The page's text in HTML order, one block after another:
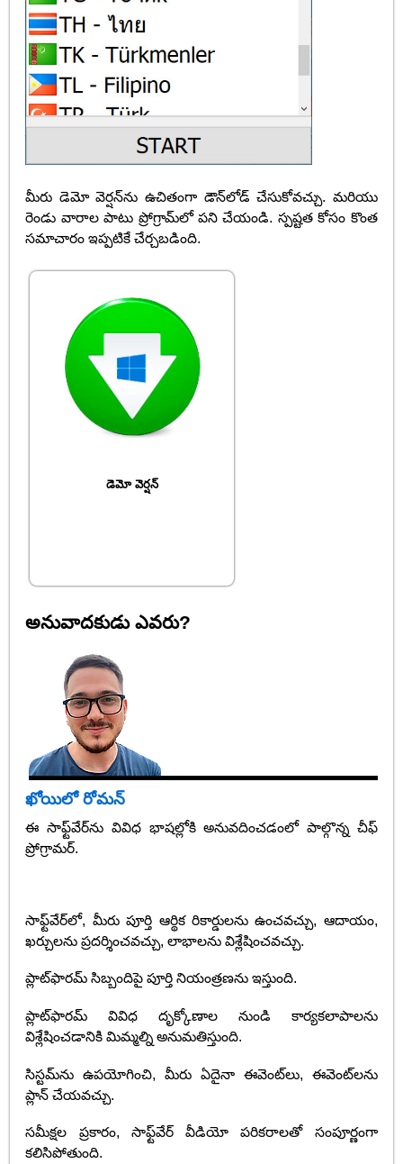
మీరు డెమో వెర్షన్‌ను ఉచితంగా డౌన్‌లోడ్ చేసుకోవచ్చు. మరియు
రెండు వారాల పాటు ప్రోగ్రామ్‌లో పని చేయండి. స్పష్టత కోసం కొంత
సమాచారం ఇప్పటికే చేర్చబడింది.
డెమో వెర్షన్
అనువాదకుడు ఎవరు?
ఖోయిలో రోమన్
ఈ సాఫ్ట్‌వేర్‌ను వివిధ భాషల్లోకి అనువదించడంలో పాల్గొన్న చీఫ్
ప్రోగ్రామర్.
సాఫ్ట్‌వేర్‌లో, మీరు పూర్తి ఆర్థిక రికార్డులను ఉంచవచ్చు, ఆదాయం,
ఖర్చులను ప్రదర్శించవచ్చు, లాభాలను విశ్లేషించవచ్చు.
ప్లాట్‌ఫారమ్ సిబ్బందిపై పూర్తి నియంత్రణను ఇస్తుంది.
ప్లాట్‌ఫారమ్ వివిధ దృక్కోణాల నుండి కార్యకలాపాలను
విశ్లేషించడానికి మిమ్మల్ని అనుమతిస్తుంది.
సిస్టమ్‌ను ఉపయోగించి, మీరు ఏదైనా ఈవెంట్‌లు, ఈవెంట్‌లను
ప్లాన్ చేయవచ్చు.
సమీక్షల ప్రకారం, సాఫ్ట్‌వేర్ వీడియో పరికరాలతో సంపూర్ణంగా
కలిసిపోతుంది.